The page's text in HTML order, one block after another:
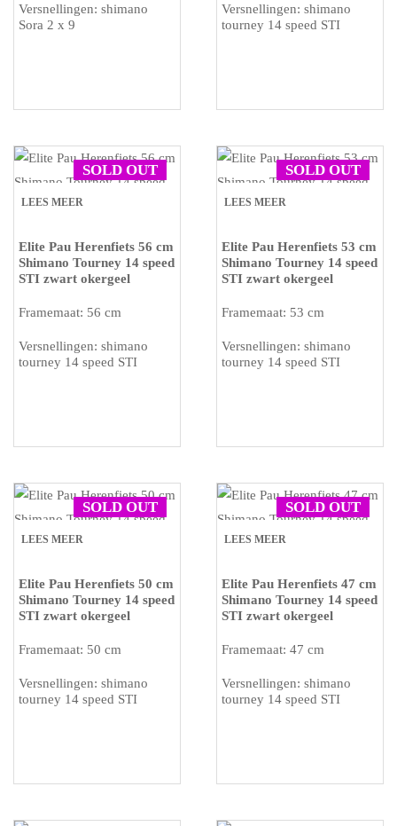
Versnellingen: shimano
Sora 2 x 9
Versnellingen: shimano
tourney 14 speed STI
LEES MEER
SOLD OUT
Elite Pau Herenfiets 56 cm
Shimano Tourney 14 speed
STI zwart okergeel
Framemaat: 56 cm
Versnellingen: shimano
tourney 14 speed STI
LEES MEER
SOLD OUT
Elite Pau Herenfiets 53 cm
Shimano Tourney 14 speed
STI zwart okergeel
Framemaat: 53 cm
Versnellingen: shimano
tourney 14 speed STI
LEES MEER
SOLD OUT
Elite Pau Herenfiets 50 cm
Shimano Tourney 14 speed
STI zwart okergeel
Framemaat: 50 cm
Versnellingen: shimano
tourney 14 speed STI
LEES MEER
SOLD OUT
Elite Pau Herenfiets 47 cm
Shimano Tourney 14 speed
STI zwart okergeel
Framemaat: 47 cm
Versnellingen: shimano
tourney 14 speed STI